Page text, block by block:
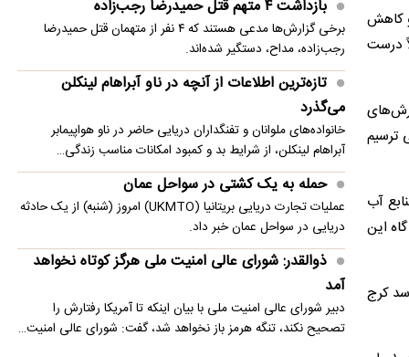
بارش و کاهش
درست
سال ۱۳۹۸ یک سال نرمال با بارش‌های
ترسیم
آب
می‌شود. گاه این
کرج
بازداشت ۴ متهم قتل حمیدرضا رجب‌زاده
برخی گزارش‌ها مدعی هستند که ۴ نفر از متهمان قتل حمیدرضا
رجب‌زاده، مداح، دستگیر شده‌اند.
تازه‌ترین اطلاعات از آنچه در ناو آبراهام لینکلن
می‌گذرد
خانواده‌های ملوانان و تفنگداران دریایی حاضر در ناو هواپیمابر
آبراهام لینکلن، از شرایط بد و کمبود امکانات مناسب زندگی…
حمله به یک کشتی در سواحل عمان
عملیات تجارت دریایی بریتانیا (UKMTO) امروز (شنبه) از یک حادثه
دریایی در سواحل عمان خبر داد.
ذوالقدر: شورای عالی امنیت ملی هرگز کوتاه نخواهد
آمد
دبیر شورای عالی امنیت ملی با بیان اینکه تا آمریکا رفتارش را
تصحیح نکند، تنگه هرمز باز نخواهد شد، گفت: شورای عالی امنیت…